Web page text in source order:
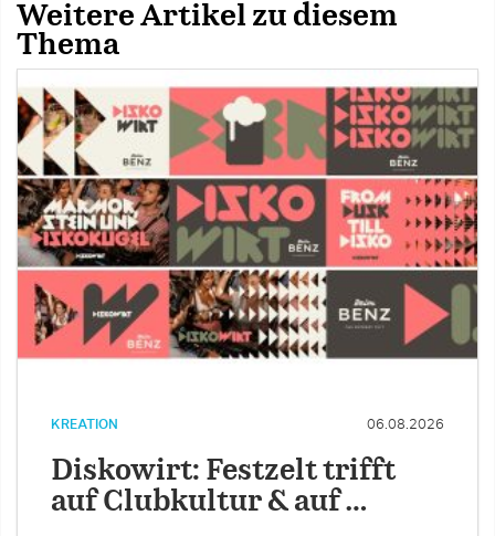
Weitere Artikel zu diesem
Thema
KREATION 06.08.2026
Diskowirt: Festzelt trifft
auf Clubkultur & auf …